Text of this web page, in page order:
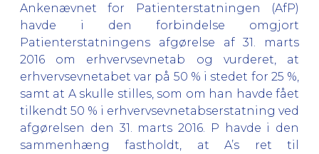
Ankenævnet for Patienterstatningen (AfP)
havde i den forbindelse omgjort
Patienterstatningens afgørelse af 31. marts
2016 om erhvervsevnetab og vurderet, at
erhvervsevnetabet var på 50 % i stedet for 25 %,
samt at A skulle stilles, som om han havde fået
tilkendt 50 % i erhvervsevnetabserstatning ved
afgørelsen den 31. marts 2016. P havde i den
sammenhæng fastholdt, at A’s ret til